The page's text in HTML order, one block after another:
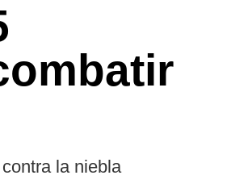
la niebla